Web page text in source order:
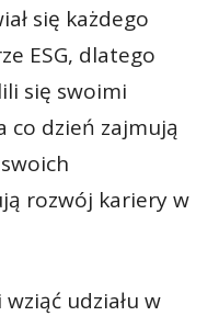
się każdego
ESG, dlatego
się swoimi
co dzień zajmują
rozwój kariery w
udziału w